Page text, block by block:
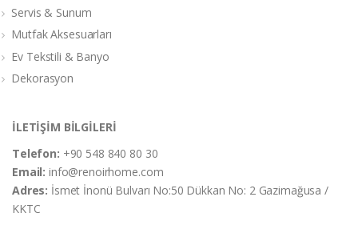
Servis & Sunum
Mutfak Aksesuarları
Ev Tekstili & Banyo
Dekorasyon
İLETİŞİM BİLGİLERİ
Telefon: +90 548 840 80 30
Email:info@renoirhome.com
Adres: İsmet İnonü Bulvarı No:50 Dükkan No: 2 Gazimağusa /
KKTC